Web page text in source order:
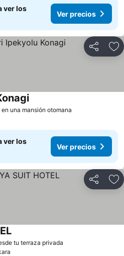
ver los
Ver precios
Compartir
una mansión otomana
Ver precios
ver los
Ver precios
Compartir
tu terraza privada
Ver precios